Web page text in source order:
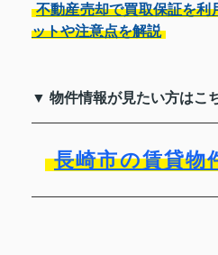
不動産売却で買取保証を利
ットや注意点を解説
▼ 物件情報が見たい方はこ
長崎市の賃貸物